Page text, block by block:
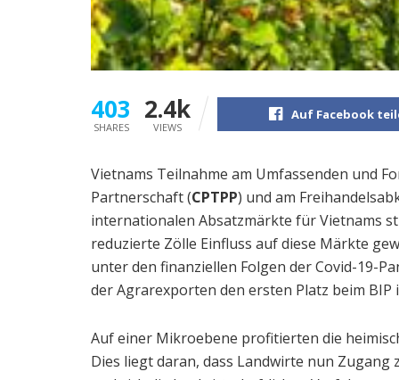
403
SHARES
2.4k
VIEWS
Auf Facebook
Vietnams Teilnahme am Umfassenden und
Partnerschaft (CPTPP) und am
internationalen Absatzmärkte für Vietnams
reduzierte Zölle Einfluss auf diese Märkte
unter den finanziellen Folgen der Covid-19-
der Agrarexporten den ersten Platz beim BIP
Auf einer Mikroebene profitierten die
Dies liegt daran, dass Landwirte nun